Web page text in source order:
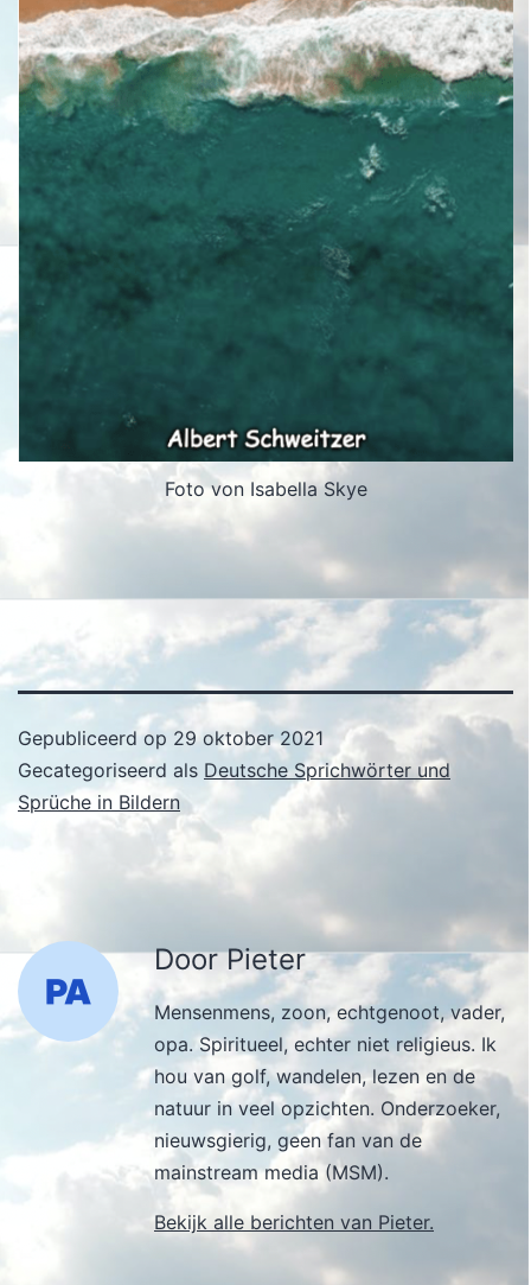
Foto von Isabella Skye
Gepubliceerd op 29 oktober 2021
Gecategoriseerd als Deutsche Sprichwörter und
Sprüche in Bildern
Door Pieter
Mensenmens, zoon, echtgenoot, vader,
opa. Spiritueel, echter niet religieus. Ik
hou van golf, wandelen, lezen en de
natuur in veel opzichten. Onderzoeker,
nieuwsgierig, geen fan van de
mainstream media (MSM).
Bekijk alle berichten van Pieter.